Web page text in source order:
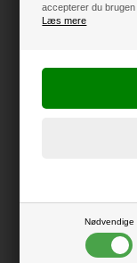
accepterer du brugen
Læs mere
Nødvendige
Varen er på
Producent:
The finished
12.30 cm and